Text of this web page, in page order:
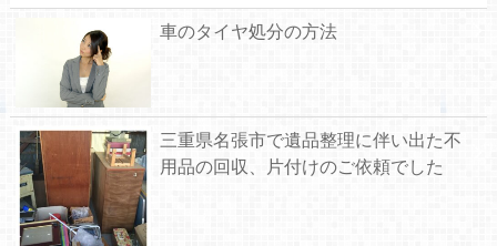
車のタイヤ処分の方法
三重県名張市で遺品整理に伴い出た不
用品の回収、片付けのご依頼でした